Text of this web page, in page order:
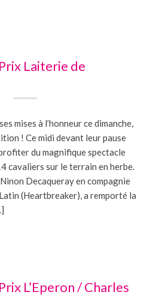
Laiterie de
mises à l’honneur ce dimanche,
! Ce midi devant leur pause
du magnifique spectacle
cavaliers sur le terrain en herbe.
Decaqueray en compagnie
(Heartbreaker), a remporté la
L’Eperon / Charles